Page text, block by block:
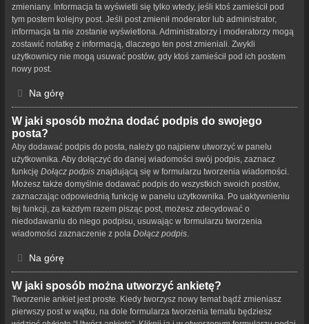
zmieniany. Informacja ta wyświetli się tylko wtedy, jeśli ktoś zamieścił pod
tym postem kolejny post. Jeśli post zmienił moderator lub administrator,
informacja ta nie zostanie wyświetlona. Administratorzy i moderatorzy mogą
zostawić notatkę z informacją, dlaczego ten post zmieniali. Zwykli
użytkownicy nie mogą usuwać postów, gdy ktoś zamieścił pod ich postem
nowy post.
Na górę
W jaki sposób można dodać podpis do swojego
posta?
Aby dodawać podpis do posta, należy go najpierw utworzyć w panelu
użytkownika. Aby dołączyć do danej wiadomości swój podpis, zaznacz
funkcję Dołącz podpis znajdującą się w formularzu tworzenia wiadomości.
Możesz także domyślnie dodawać podpis do wszystkich swoich postów,
zaznaczając odpowiednią funkcję w panelu użytkownika. Po uaktywnieniu
tej funkcji, za każdym razem pisząc post, możesz zdecydować o
niedodawaniu do niego podpisu, usuwając w formularzu tworzenia
wiadomości zaznaczenie z pola Dołącz podpis
Na górę
W jaki sposób można utworzyć ankietę?
Tworzenie ankiet jest proste. Kiedy tworzysz nowy temat bądź zmieniasz
pierwszy post w wątku, na dole formularza tworzenia tematu będziesz